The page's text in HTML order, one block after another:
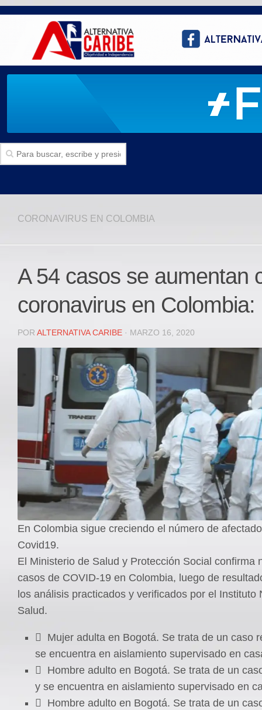
Politica
Deportes
JUDICIAL
DEPARTAMENTAL
Internacional
OPINIÓN
Contactenos
facebook
Twitter
Instagram
Registro ISSN: 2711-3299
CORONAVIRUS EN COLOMBIA
A 54 casos se aumentan
coronavirus en Colombia:
POR ALTERNATIVA CARIBE · MARZO 16, 2020
En Colombia sigue creciendo el número de
Covid19.
El Ministerio de Salud y Protección Social confirma
casos de COVID-19 en Colombia, luego de
los análisis practicados y verificados por el Instituto
Salud.
 Mujer adulta en Bogotá. Se trata de un caso
se encuentra en aislamiento supervisado en
 Hombre adulto en Bogotá. Se trata de un
y se encuentra en aislamiento supervisado en
 Hombre adulto en Bogotá. Se trata de un